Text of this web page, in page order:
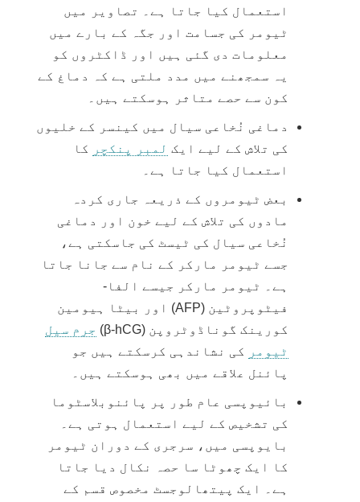
استعمال کیا جاتا ہے۔ تصاویر میں
ٹیومر کی جسامت اور جگہ کے بارے میں
معلومات دی گئی ہیں اور ڈاکٹروں کو
یہ سمجھنے میں مدد ملتی ہے کہ دماغ کے
کون سے حصے متاثر ہوسکتے ہیں۔
دماغی نُخاعی سیال میں کینسر کے خلیوں
کی تلاش کے لیے ایک لمبر پنکچر
کا
استعمال کیا جاتا ہے۔
بعض ٹیومروں کے ذریعہ جاری کردہ
مادوں کی تلاش کے لیے خون اور دماغی
نُخاعی سیال کی ٹیسٹ کی جاسکتی ہے،
جسے ٹیومر مارکر کے نام سے جانا جاتا
ہے۔ ٹیومر مارکر جیسے الفا-
فیٹوپروٹین (AFP) اور بیٹا ہیومین
کورینک گوناڈوٹروپن (β-hCG)
جرم سیل
ٹیومر
کی نشاندہی کرسکتے ہیں جو
پائنل علاقے میں بھی ہوسکتے ہیں۔
بائیوپسی عام طور پر پائنوبلاسٹوما
کی تشخیص کے لیے استعمال ہوتی ہے۔
بایوپسی میں، سرجری کے دوران ٹیومر
کا ایک چھوٹا سا حصہ نکال دیا جاتا
ہے۔ ایک پیتھالوجسٹ مخصوص قسم کے